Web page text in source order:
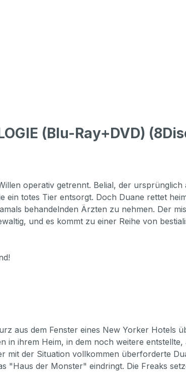
(Blu-Ray+DVD)
operativ getrennt. Belial, der
totes Tier entsorgt. Doch Duane rettet
behandelnden Ärzten zu nehmen. Der
und es kommt zu einer Reihe von
aus dem Fenster eines New Yorker Hotels
in ihrem Heim, in dem noch weitere
der Situation vollkommen überforderte
"Haus der Monster" eindringt. Die Freaks